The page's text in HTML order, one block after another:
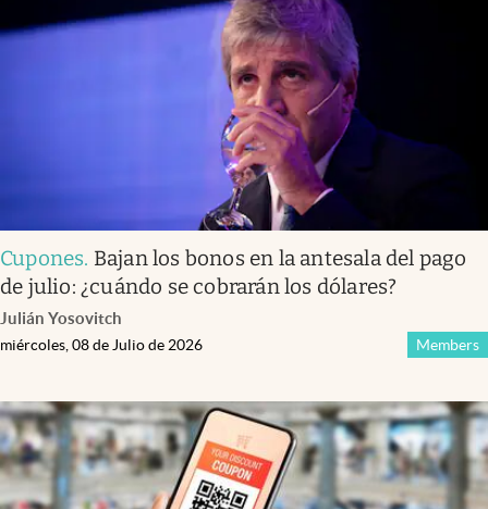
Infotechnology
Mediakit
abre en nueva pestaña
Argentina
Cupones. Bajan los bonos en la antesala del pago
de julio: ¿cuándo se cobrarán los dólares?
Julián Yosovitch
Members
miércoles, 08 de Julio de 2026